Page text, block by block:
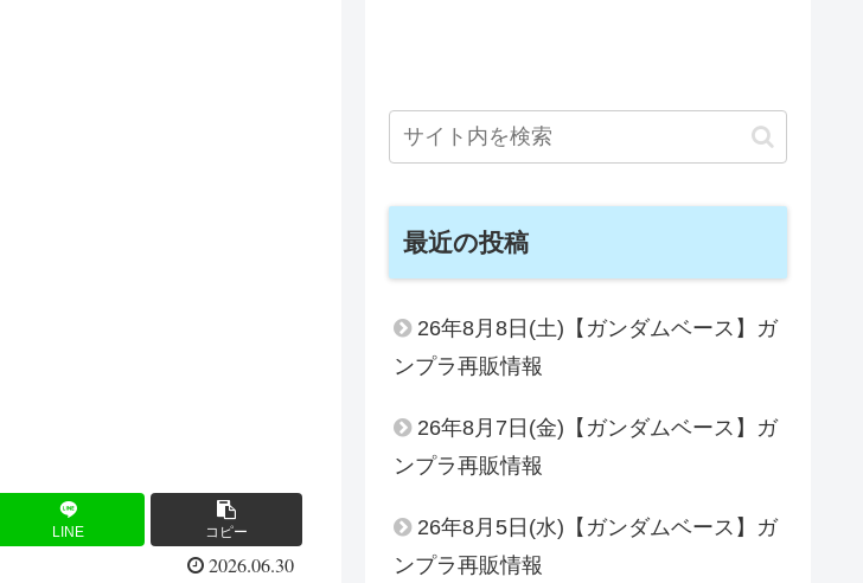
LINE コピー
2026.06.30
最近の投稿
26年8月8日(土)【ガンダムベース】ガ
ンプラ再販情報
26年8月7日(金)【ガンダムベース】ガ
ンプラ再販情報
26年8月5日(水)【ガンダムベース】ガ
ンプラ再販情報